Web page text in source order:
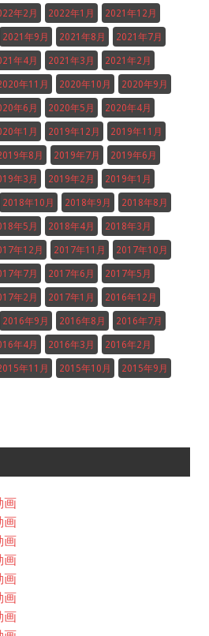
年2月 2022年1月 2021年12月
2021年9月 2021年8月 2021年7月
年4月 2021年3月 2021年2月
年11月 2020年10月 2020年9月
年6月 2020年5月 2020年4月
年1月 2019年12月 2019年11月
年8月 2019年7月 2019年6月
年3月 2019年2月 2019年1月
2018年10月 2018年9月 2018年8月
年5月 2018年4月 2018年3月
年12月 2017年11月 2017年10月
年7月 2017年6月 2017年5月
年2月 2017年1月 2016年12月
2016年9月 2016年8月 2016年7月
年4月 2016年3月 2016年2月
年11月 2015年10月 2015年9月
画
画
画
画
画
画
画